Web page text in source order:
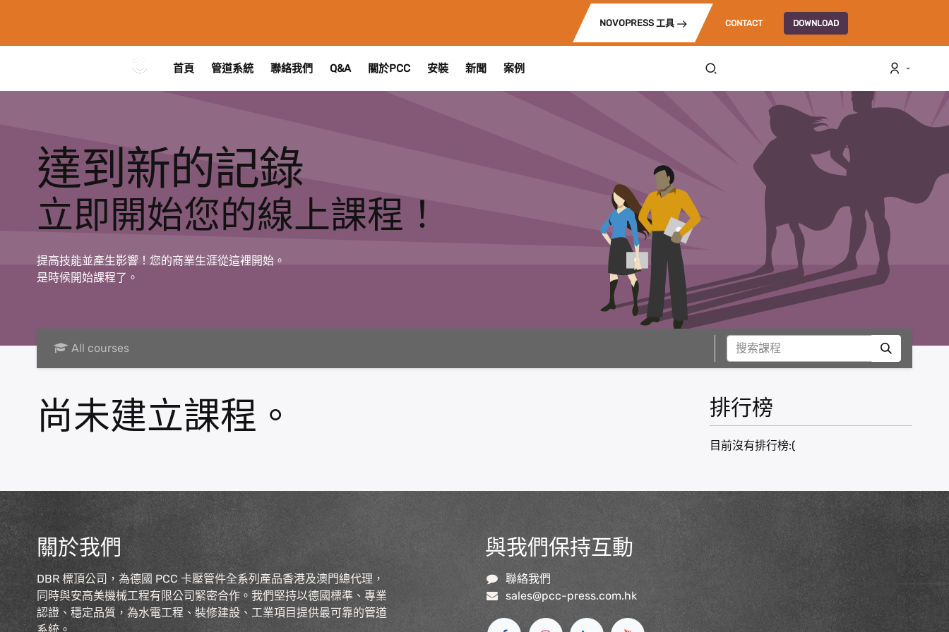
NOVOPRESS 工具 CONTACT DOWNLOAD
首頁 管道系統 聯絡我們 Q&A 關於PCC 安裝 新聞 案例
達到新的記錄
立即開始您的線上課程！
提高技能並產生影響！您的商業生涯從這裡開始。
是時候開始課程了。
All courses
排行榜
目前沒有排行榜:(
尚未建立課程。
關於我們
DBR 標頂公司，為德國 PCC 卡壓管件全系列產品香港及澳門總代理，
同時與安高美機械工程有限公司緊密合作。我們堅持以德國標準、專業
認證、穩定品質，為水電工程、裝修建設、工業項目提供最可靠的管道
與我們保持互動
聯絡我們
sales@pcc-press.com.hk